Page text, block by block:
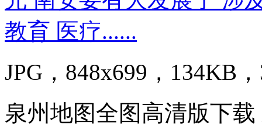
JPG，848x699，134KB
泉州地图全图高清版下